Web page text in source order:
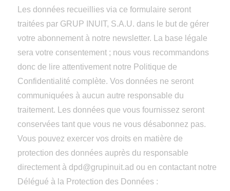
Les données recueillies via ce formulaire seront
traitées par GRUP INUIT, S.A.U. dans le but de gérer
votre abonnement à notre newsletter. La base légale
sera votre consentement ; nous vous recommandons
donc de lire attentivement notre Politique de
Confidentialité complète. Vos données ne seront
communiquées à aucun autre responsable du
traitement. Les données que vous fournissez seront
conservées tant que vous ne vous désabonnez pas.
Vous pouvez exercer vos droits en matière de
protection des données auprès du responsable
directement àdpd@grupinuit.ad ou en contactant notre
Délégué à la Protection des Données :